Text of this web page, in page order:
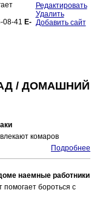
08-41 E-
Редактировать
Удалить
Добавить сайт
/ ДОМАШНИЙ
комаров
Подробнее
наемные работники
помогает бороться с